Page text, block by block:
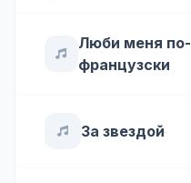
Люби меня по-
французски
За звездой